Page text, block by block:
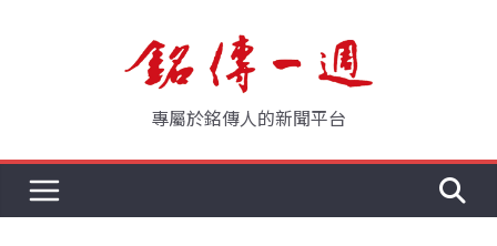
專屬於銘傳人的新聞平台